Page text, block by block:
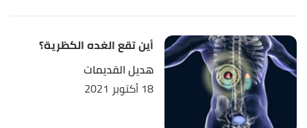
27/11/2021. Edited.
"10 Ways to Reduce Your Risk of Thyroid Disease"
,
www.verywellhealth.com
, Retrieved 3/12/2021.
Edited.
أين تقع الغده الكظرية؟
هديل القديمات
18 أكتوبر 2021